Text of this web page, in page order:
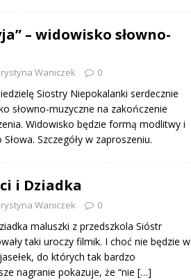
– widowisko słowno-
Waniczek 0
Siostry Niepokalanki serdecznie
słowno-muzyczne na zakończenie
Widowisko będzie formą modlitwy i
Szczegóły w zaproszeniu.
i Dziadka
Waniczek 0
maluszki z przedszkola Sióstr
taki uroczy filmik. I choć nie będzie w
do których tak bardzo
nagranie pokazuje, że “nie […]